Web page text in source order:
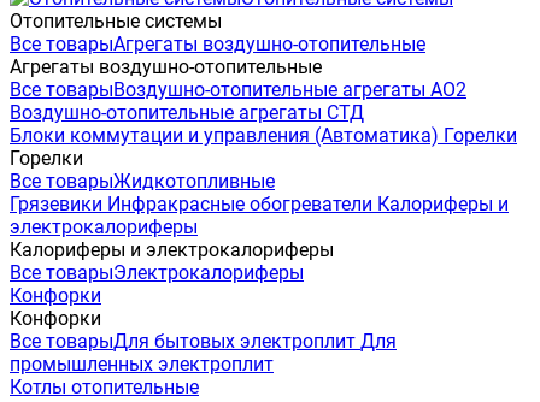
Отопительные системы
Все товарыАгрегаты воздушно-отопительные
Агрегаты воздушно-отопительные
Все товарыВоздушно-отопительные агрегаты АО2
Воздушно-отопительные агрегаты СТД
Блоки коммутации и управления (Автоматика) Горелки
Горелки
Все товарыЖидкотопливные
Грязевики Инфракрасные обогреватели Калориферы и
электрокалориферы
Калориферы и электрокалориферы
Все товарыЭлектрокалориферы
Конфорки
Конфорки
Все товарыДля бытовых электроплит Для
промышленных электроплит
Котлы отопительные